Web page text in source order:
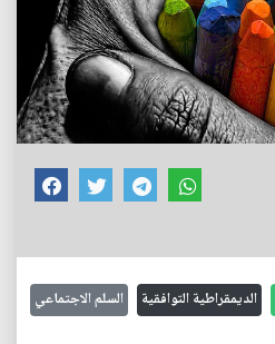
الديمقراطية التوافقية السلم الاجتماعي